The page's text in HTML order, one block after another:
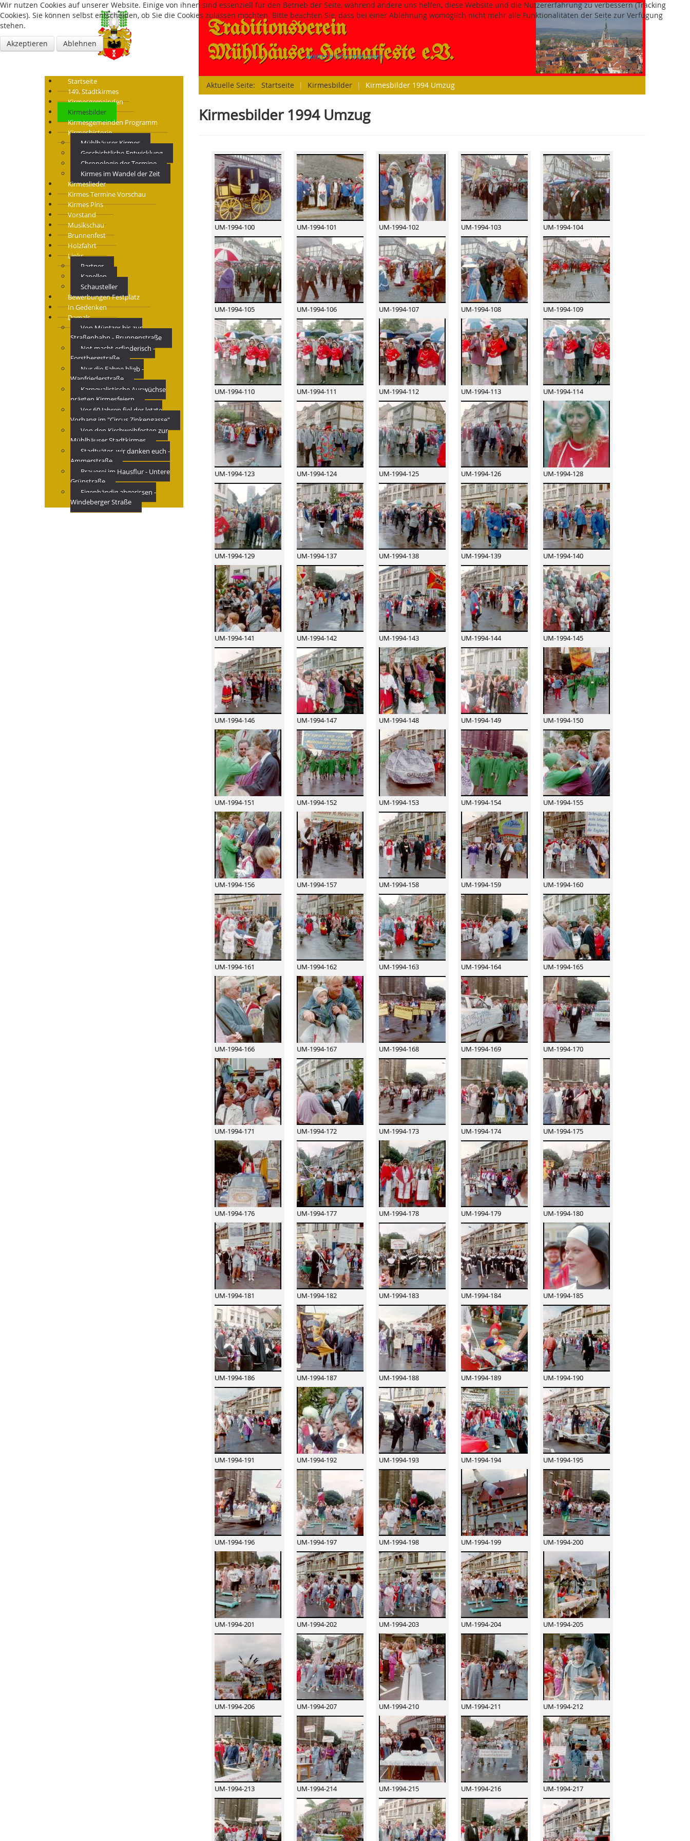
Traditions­verein
Mühlhäuser Heimatfeste e.V.
Startseite
149. Stadtkirmes
Kirmesgemeinden
Kirmesbilder
Kirmesgemeinden Programm
Kirmeshistorie
Mühlhäuser Kirmes
Geschichtliche Entwicklung
Chronologie der Termine
Kirmes im Wandel der Zeit
Kirmeslieder
Kirmes Termine Vorschau
Kirmes Pins
Vorstand
Musikschau
Brunnenfest
Holzfahrt
Links
Partner
Kapellen
Schausteller
Bewerbungen Festplatz
In Gedenken
Damals
Von Müntzer bis zur
Straßenbahn - Brunnenstraße
Not macht erfinderisch -
Forstbergstraße
Nur die Fahne blieb -
Wanfriederstraße
Karnevalistische Auswüchse
prägten Kirmesfeiern
Vor 60 Jahren fiel der letzte
Vorhang im "Circus Zinkengasse"
Von den Kirchweihfesten zur
Mühlhäuser Stadtkirmes
Stadtväter, wir danken euch -
Ammerstraße
Brauerei im Hausflur - Untere
Grünstraße
Eigenhändig abgerissen -
Windeberger Straße
Aktuelle Seite: Startseite | Kirmesbilder | Kirmesbilder 1994 Umzug
Kirmesbilder 1994 Umzug
UM-1994-100 UM-1994-101 UM-1994-102 UM-1994-103 UM-1994-104
UM-1994-105 UM-1994-106 UM-1994-107 UM-1994-108 UM-1994-109
UM-1994-110 UM-1994-111 UM-1994-112 UM-1994-113 UM-1994-114
UM-1994-123 UM-1994-124 UM-1994-125 UM-1994-126 UM-1994-128
UM-1994-129 UM-1994-137 UM-1994-138 UM-1994-139 UM-1994-140
UM-1994-141 UM-1994-142 UM-1994-143 UM-1994-144 UM-1994-145
UM-1994-146 UM-1994-147 UM-1994-148 UM-1994-149 UM-1994-150
UM-1994-151 UM-1994-152 UM-1994-153 UM-1994-154 UM-1994-155
UM-1994-156 UM-1994-157 UM-1994-158 UM-1994-159 UM-1994-160
UM-1994-161 UM-1994-162 UM-1994-163 UM-1994-164 UM-1994-165
UM-1994-166 UM-1994-167 UM-1994-168 UM-1994-169 UM-1994-170
UM-1994-171 UM-1994-172 UM-1994-173 UM-1994-174 UM-1994-175
UM-1994-176 UM-1994-177 UM-1994-178 UM-1994-179 UM-1994-180
UM-1994-181 UM-1994-182 UM-1994-183 UM-1994-184 UM-1994-185
UM-1994-186 UM-1994-187 UM-1994-188 UM-1994-189 UM-1994-190
UM-1994-191 UM-1994-192 UM-1994-193 UM-1994-194 UM-1994-195
UM-1994-196 UM-1994-197 UM-1994-198 UM-1994-199 UM-1994-200
UM-1994-201 UM-1994-202 UM-1994-203 UM-1994-204 UM-1994-205
UM-1994-206 UM-1994-207 UM-1994-210 UM-1994-211 UM-1994-212
UM-1994-213 UM-1994-214 UM-1994-215 UM-1994-216 UM-1994-217
Wir nutzen Cookies auf unserer Website. Einige von ihnen sind essenziell für den Betrieb der Seite, während andere uns helfen, diese Website und die Nutzererfahrung zu verbessern (Tracking
Cookies). Sie können selbst entscheiden, ob Sie die Cookies zulassen möchten. Bitte beachten Sie, dass bei einer Ablehnung womöglich nicht mehr alle Funktionalitäten der Seite zur Verfügung
stehen.
Akzeptieren
Ablehnen
Weitere Informationen